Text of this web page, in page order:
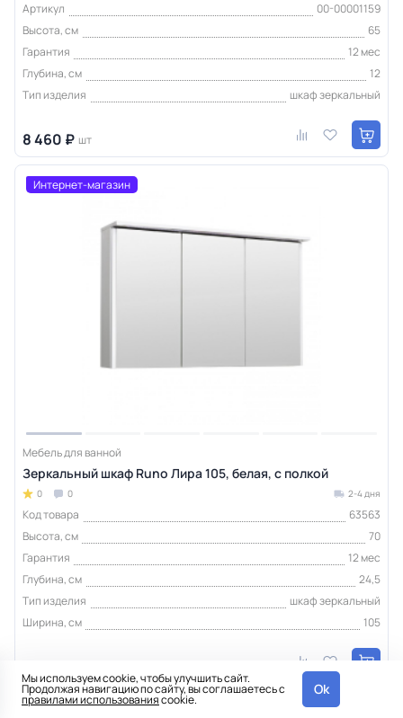
Артикул
00-00001159
Высота, см
65
Гарантия
12 мес
Глубина, см
12
Тип изделия
шкаф зеркальный
8 460 ₽ шт
Интернет-магазин
Мебель для ванной
Зеркальный шкаф Runo Лира 105, белая, с полкой
0 0 2-4 дня
Код товара
63563
Высота, см
70
Гарантия
12 мес
Глубина, см
24,5
Тип изделия
шкаф зеркальный
Ширина, см
105
Мы используем cookie, чтобы улучшить сайт.
Продолжая навигацию по сайту, вы соглашаетесь с
правилами использованияcookie.
Ok